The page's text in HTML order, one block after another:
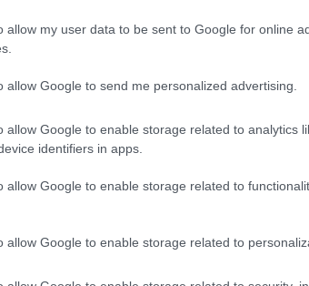
allow my user data to be sent to Google for online
allow Google to send me personalized advertising.
allow Google to enable storage related to analytics
identifiers in apps.
allow Google to enable storage related to
allow Google to enable storage related to
| 00:21
145: Ο νέος σερβικός Α/Τ
για να ανταγωνιστεί τον
να διατρήσει θωράκιση έως 1.000 χλστ.